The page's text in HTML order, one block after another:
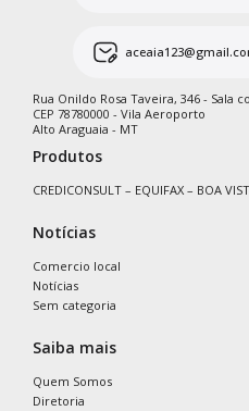
Rua Onildo Rosa Taveira, 346 - Sala
CEP 78780000 - Vila Aeroporto
Alto Araguaia - MT
Produtos
CREDICONSULT – EQUIFAX – BOA
Notícias
Comercio local
Notícias
Sem categoria
Saiba mais
Quem Somos
Diretoria